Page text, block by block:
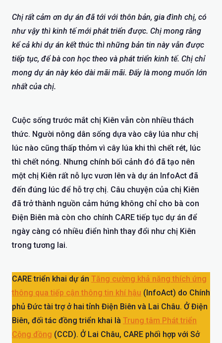
Chị rất cảm ơn dự án đã tới với thôn bản, gia đình chị, có
như vậy thì kinh tế mới phát triển được. Chị mong rằng
kể cả khi dự án kết thúc thì những bản tin này vẫn được
tiếp tục, để bà con học theo và phát triển kinh tế. Chị chỉ
mong dự án này kéo dài mãi mãi. Đấy là mong muốn lớn
nhất của chị.
Cuộc sống trước mắt chị Kiên vẫn còn nhiều thách
thức. Người nông dân sống dựa vào cây lúa như chị
lúc nào cũng thấp thỏm vì cây lúa khi thì chết rét, lúc
thì chết nóng. Nhưng chính bối cảnh đó đã tạo nên
một chị Kiên rất nỗ lực vươn lên và dự án InfoAct đã
đến đúng lúc để hỗ trợ chị. Câu chuyện của chị Kiên
đã trở thành nguồn cảm hứng không chỉ cho bà con
Điện Biên mà còn cho chính CARE tiếp tục dự án để
ngày càng có nhiều điển hình thay đổi như chị Kiên
trong tương lai.
CARE triển khai dự án Tăng cường khả năng thích ứng
thông qua tiếp cận thông tin khí hậu (InfoAct) do Chính
phủ Đức tài trợ ở hai tỉnh Điện Biên và Lai Châu. Ở Điện
Biên, đối tác đồng triển khai là Trung tâm Phát triển
Cộng đồng (CCD). Ở Lai Châu, CARE phối hợp với Sở